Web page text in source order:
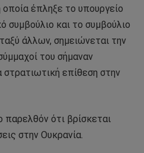
έπληξε το υπουργείο
συμβούλιο και το συμβούλιο
άλλων, σημειώνεται την
του σήμαναν
στρατιωτική επίθεση στην
παρελθόν ότι βρίσκεται
στην Ουκρανία.